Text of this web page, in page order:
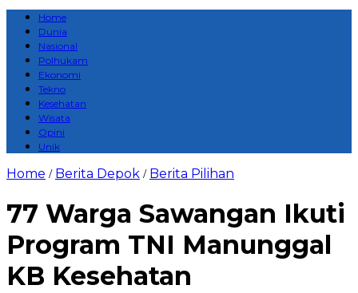
Home
Dunia
Nasional
Polhukam
Ekonomi
Tekno
Kesehatan
Wisata
Opini
Unik
Home / Berita Depok / Berita Pilihan
77 Warga Sawangan Ikuti
Program TNI Manunggal
KB Kesehatan